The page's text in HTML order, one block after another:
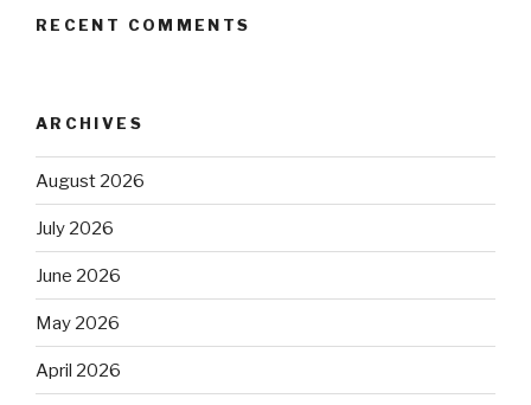
RECENT COMMENTS
ARCHIVES
August 2026
July 2026
June 2026
May 2026
April 2026